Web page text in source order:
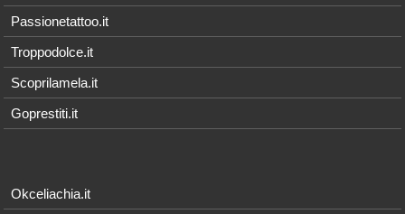
Passionetattoo.it
Troppodolce.it
Scoprilamela.it
Goprestiti.it
Okceliachia.it